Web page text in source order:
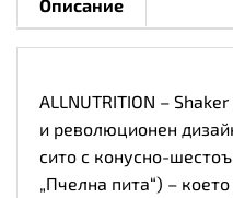
600ml
Описание
ALLNUTRITION –
и революционен
сито с конусно-
„Пчелна пита“) –